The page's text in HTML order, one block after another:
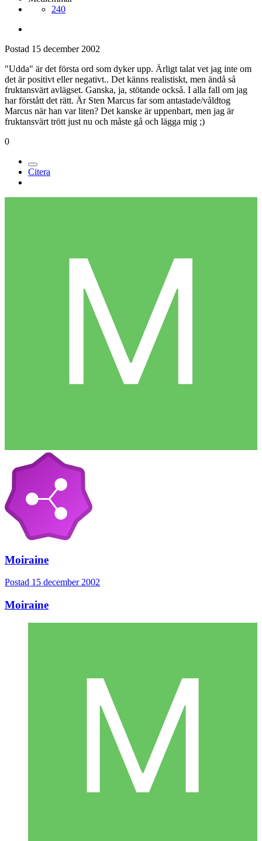
240
Postad 15 december 2002
"Udda" är det första ord som dyker upp. Ärligt talat vet jag inte om
det är positivt eller negativt.. Det känns realistiskt, men ändå så
fruktansvärt avlägset. Ganska, ja, stötande också. I alla fall om jag
har förstått det rätt. Är Sten Marcus far som antastade/våldtog
Marcus när han var liten? Det kanske är uppenbart, men jag är
fruktansvärt trött just nu och måste gå och lägga mig ;)
0
Citera
Moiraine
Postad 15 december 2002
Moiraine